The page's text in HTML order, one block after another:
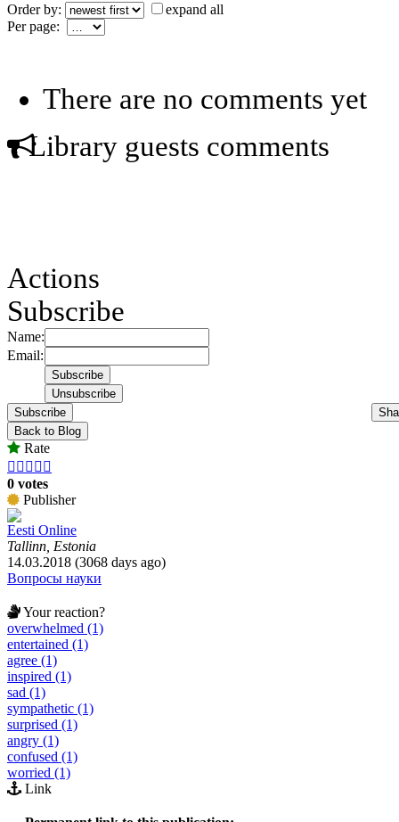
Order by:
expand all
Per page:
There are no comments yet
Library guests comments
Actions
Subscribe
Name:
Email:
Subscribe
Back to Blog
Rate
    
0 votes
Publisher
Eesti Online
Tallinn, Estonia
14.03.2018 (3068 days ago)
Вопросы науки
Your reaction?
overwhelmed (1)
entertained (1)
agree (1)
inspired (1)
sad (1)
sympathetic (1)
surprised (1)
angry (1)
confused (1)
worried (1)
Link